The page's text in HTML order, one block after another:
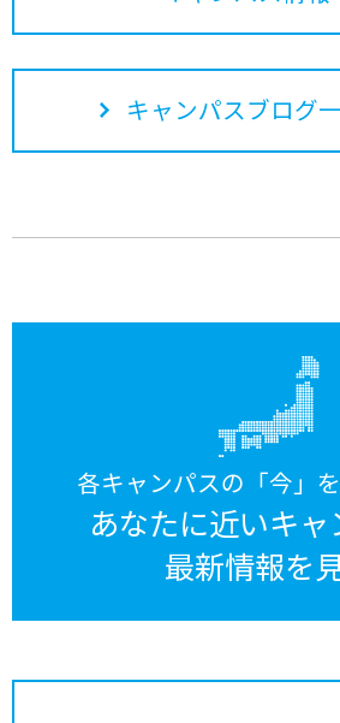
キャンパスブログ
各キャンパスの「今」
あなたに近いキャ
最新情報を